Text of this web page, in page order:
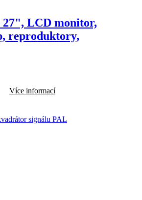
27", LCD monitor,
reproduktory,
Více informací